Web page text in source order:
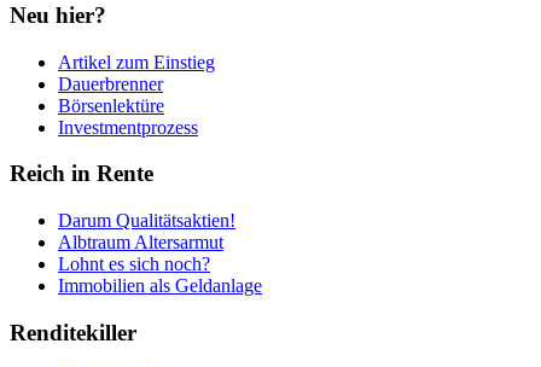
Neu hier?
Artikel zum Einstieg
Dauerbrenner
Börsenlektüre
Investmentprozess
Reich in Rente
Darum Qualitätsaktien!
Albtraum Altersarmut
Lohnt es sich noch?
Immobilien als Geldanlage
Renditekiller